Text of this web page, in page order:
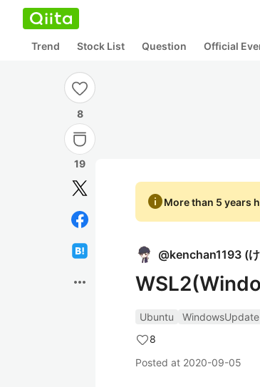
Trend Stock List Question Official
8
19
more_horiz
infoMore than 5 years
@kenchan1193 (
Ubuntu WindowsUpdate
8
Posted at 2020-09-05